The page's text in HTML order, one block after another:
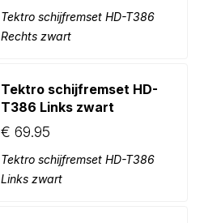
Tektro schijfremset HD-T386
Rechts zwart
Tektro schijfremset HD-
T386 Links zwart
€ 69.95
Tektro schijfremset HD-T386
Links zwart